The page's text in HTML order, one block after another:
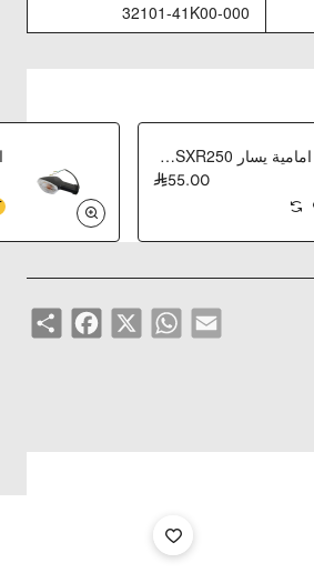
32101-41K00-000
اشارة امامية يسار GSXR250 وكاله
55.00
Share
Facebook X
WhatsApp Email